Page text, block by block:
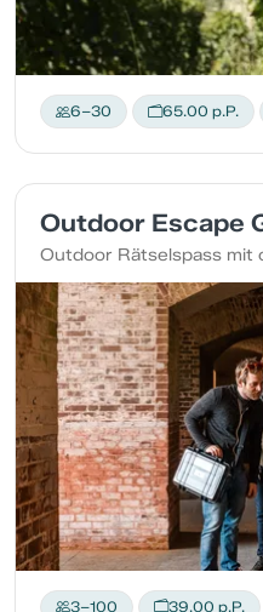
6–30 65.00 p.P.
Outdoor Escape
3–100 39.00 p.P.